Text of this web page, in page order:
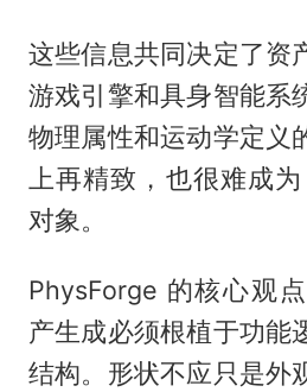
这些信息共同决定了资
游戏引擎和具身智能系
物理属性和运动学定义
上再精致，也很难成
对象。
PhysForge 的核心观
产生成必须根植于功能
结构。形状不应只是外